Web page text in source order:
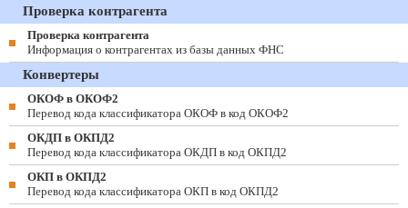
Проверка контрагента
Проверка контрагента
Информация о контрагентах из базы данных ФНС
Конвертеры
ОКОФ в ОКОФ2
Перевод кода классификатора ОКОФ в код ОКОФ2
ОКДП в ОКПД2
Перевод кода классификатора ОКДП в код ОКПД2
ОКП в ОКПД2
Перевод кода классификатора ОКП в код ОКПД2